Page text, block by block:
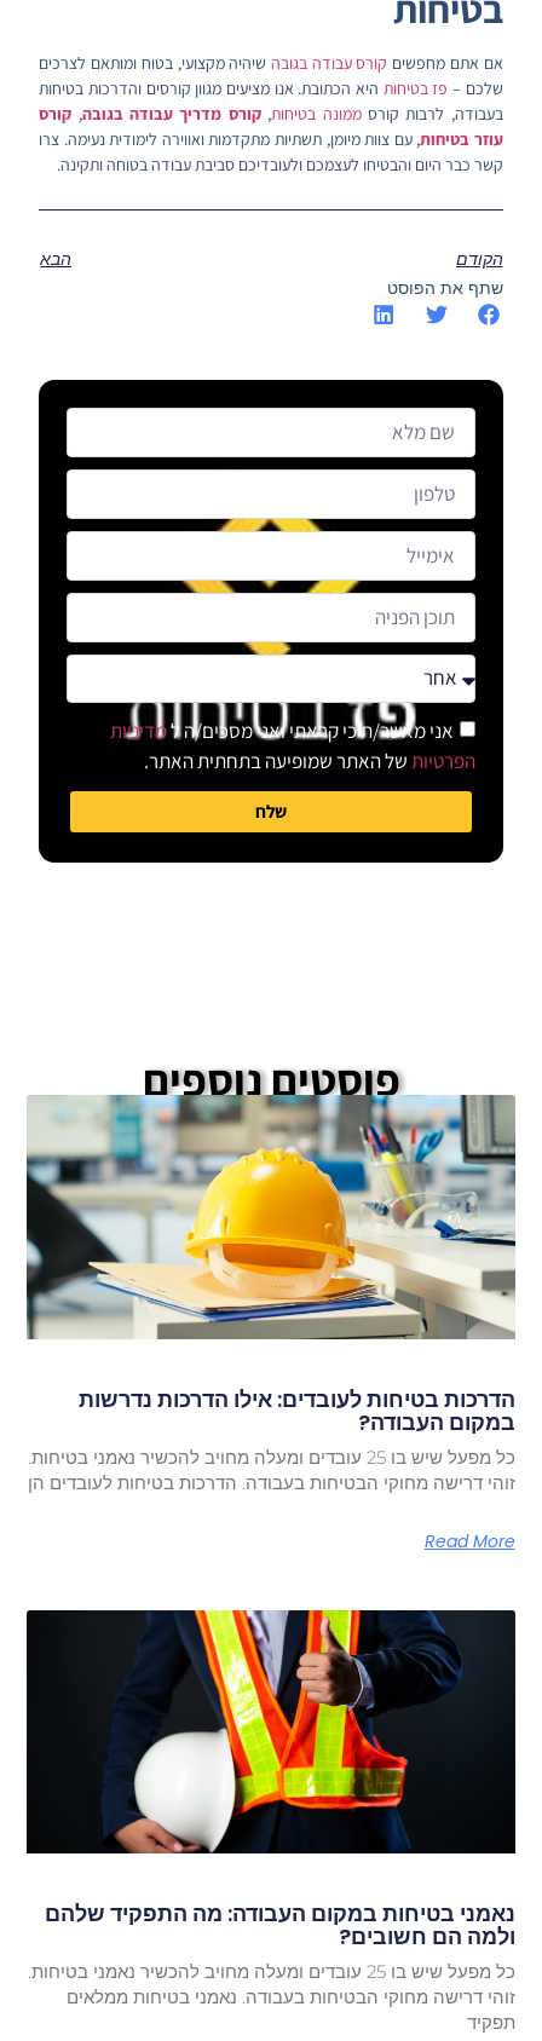
אם אתם מחפשים קורס עבודה בגובה שיהיה מקצועי, בטוח ומותאם לצרכים
שלכם – פז בטיחות היא הכתובת. אנו מציעים מגוון קורסים והדרכות בטיחות
בעבודה, לרבות קורסממונה בטיחות,קורס מדריך עבודה בגובה, קורס
עוזר בטיחות, עם צוות מיומן, תשתיות מתקדמות ואווירה לימודית נעימה. צרו
קשר כבר היום והבטיחו לעצמכם ולעובדיכם סביבת עבודה בטוחה ותקינה.
הקודם
הבא
שתף את הפוסט
אני מאשר/ת כי קראתי ואני מסכים/ה למדיניות
הפרטיותשל האתר שמופיעה בתחתית האתר.
שלח
פוסטים נוספים
הדרכות בטיחות לעובדים: אילו הדרכות נדרשות
במקום העבודה?
כל מפעל שיש בו 25 עובדים ומעלה מחויב להכשיר נאמני בטיחות.
זוהי דרישה מחוקי הבטיחות בעבודה. הדרכות בטיחות לעובדים הן
Read More
נאמני בטיחות במקום העבודה: מה התפקיד שלהם
ולמה הם חשובים?
כל מפעל שיש בו 25 עובדים ומעלה מחויב להכשיר נאמני בטיחות.
זוהי דרישה מחוקי הבטיחות בעבודה. נאמני בטיחות ממלאים
תפקיד